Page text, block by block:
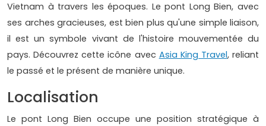
Vietnam à travers les époques. Le pont Long Bien, avec
ses arches gracieuses, est bien plus qu'une simple liaison,
il est un symbole vivant de l'histoire mouvementée du
pays. Découvrez cette icône avec Asia King Travel, reliant
le passé et le présent de manière unique.
Localisation
Le pont Long Bien occupe une position stratégique à